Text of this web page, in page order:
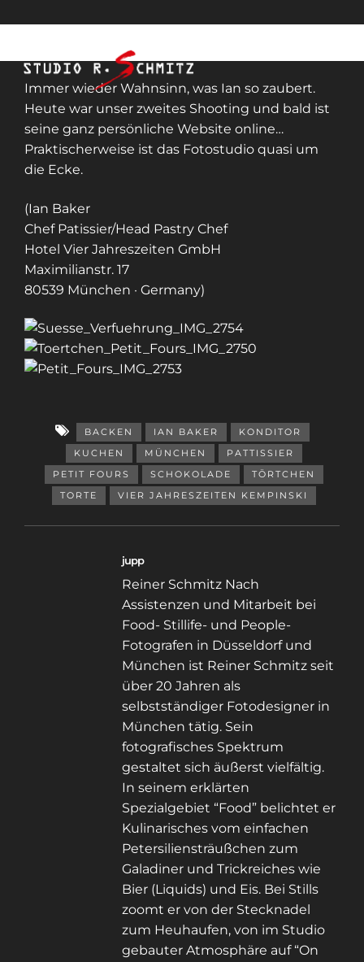
Immer wieder Wahnsinn, was Ian so zaubert.
Heute war unser zweites Shooting und bald ist
seine ganz persönliche Website online…
Praktischerweise ist das Fotostudio quasi um
die Ecke.
(Ian Baker
Chef Patissier/Head Pastry Chef
Hotel Vier Jahreszeiten GmbH
Maximilianstr. 17
80539 München · Germany)
BACKEN IAN BAKER
KONDITOR
KUCHEN
MÜNCHEN
PATTISSIER
PETIT FOURS
SCHOKOLADE
TÖRTCHEN
TORTE
VIER JAHRESZEITEN KEMPINSKI
jupp
Reiner Schmitz Nach
Assistenzen und Mitarbeit bei
Food- Stillife- und People-
Fotografen in Düsseldorf und
München ist Reiner Schmitz seit
über 20 Jahren als
selbstständiger Fotodesigner in
München tätig. Sein
fotografisches Spektrum
gestaltet sich äußerst vielfältig.
In seinem erklärten
Spezialgebiet “Food” belichtet er
Kulinarisches vom einfachen
Petersiliensträußchen zum
Galadiner und Trickreiches wie
Bier (Liquids) und Eis. Bei Stills
zoomt er von der Stecknadel
zum Heuhaufen, von im Studio
gebauter Atmosphäre auf “On